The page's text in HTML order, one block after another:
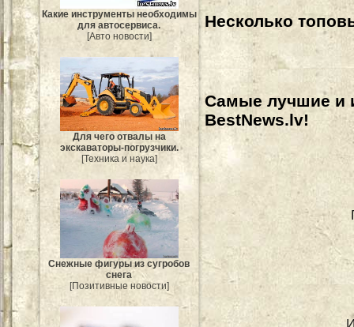
Какие инструменты необходимы
для автосервиса.
[Авто новости]
Для чего отвалы на
экскаваторы-погрузчики.
[Техника и наука]
Снежные фигуры из сугробов
снега
[Позитивные новости]
Несколько
Самые лучшие и
BestNews.lv!